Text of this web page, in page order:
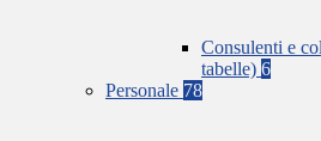
Consulenti e
tabelle) 6
Personale 78